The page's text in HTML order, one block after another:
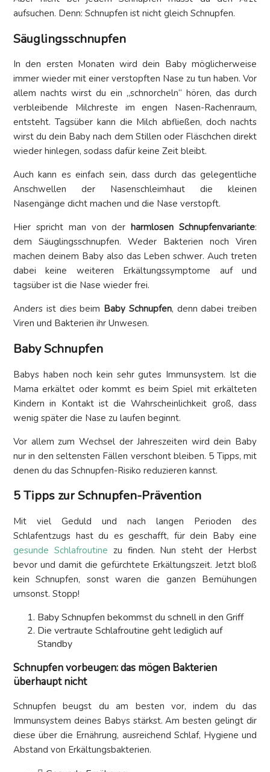
aufsuchen. Denn: Schnupfen ist nicht gleich Schnupfen.
Säuglingsschnupfen
In den ersten Monaten wird dein Baby möglicherweise
immer wieder mit einer verstopften Nase zu tun haben. Vor
allem nachts wirst du ein „schnorcheln“ hören, das durch
verbleibende Milchreste im engen Nasen-Rachenraum,
entsteht. Tagsüber kann die Milch abfließen, doch nachts
wirst du dein Baby nach dem Stillen oder Fläschchen direkt
wieder hinlegen, sodass dafür keine Zeit bleibt.
Auch kann es einfach sein, dass durch das gelegentliche
Anschwellen der Nasenschleimhaut die kleinen
Nasengänge dicht machen und die Nase verstopft.
Hier spricht man von derharmlosen Schnupfenvariante:
dem Säuglingsschnupfen. Weder Bakterien noch Viren
machen deinem Baby also das Leben schwer. Auch treten
dabei keine weiteren Erkältungssymptome auf und
tagsüber ist die Nase wieder frei.
Anders ist dies beim Baby Schnupfen, denn dabei treiben
Viren und Bakterien ihr Unwesen.
Baby Schnupfen
Babys haben noch kein sehr gutes Immunsystem. Ist die
Mama erkältet oder kommt es beim Spiel mit erkälteten
Kindern in Kontakt ist die Wahrscheinlichkeit groß, dass
wenig später die Nase zu laufen beginnt.
Vor allem zum Wechsel der Jahreszeiten wird dein Baby
nur in den seltensten Fällen verschont bleiben. 5 Tipps, mit
denen du das Schnupfen-Risiko reduzieren kannst.
5 Tipps zur Schnupfen-Prävention
Mit viel Geduld und nach langen Perioden des
Schlafentzugs hast du es geschafft, für dein Baby eine
gesunde Schlafroutine zu finden. Nun steht der Herbst
bevor und damit die gefürchtete Erkältungszeit. Jetzt bloß
kein Schnupfen, sonst waren die ganzen Bemühungen
umsonst. Stopp!
Baby Schnupfen bekommst du schnell in den Griff
Die vertraute Schlafroutine geht lediglich auf
Standby
Schnupfen vorbeugen: das mögen Bakterien
überhaupt nicht
Schnupfen beugst du am besten vor, indem du das
Immunsystem deines Babys stärkst. Am besten gelingt dir
diese über die Ernährung, ausreichend Schlaf, Hygiene und
Abstand von Erkältungsbakterien.